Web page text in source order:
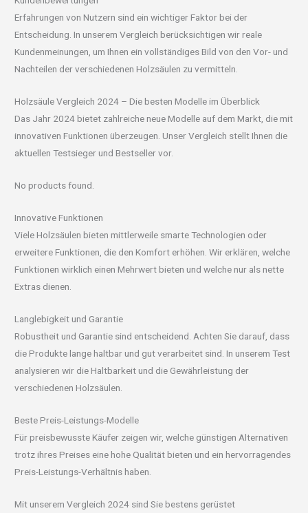
Erfahrungen von Nutzern sind ein wichtiger Faktor bei der
Entscheidung. In unserem Vergleich berücksichtigen wir reale
Kundenmeinungen, um Ihnen ein vollständiges Bild von den Vor- und
Nachteilen der verschiedenen Holzsäulen zu vermitteln.
Holzsäule Vergleich 2024 – Die besten Modelle im Überblick
Das Jahr 2024 bietet zahlreiche neue Modelle auf dem Markt, die mit
innovativen Funktionen überzeugen. Unser Vergleich stellt Ihnen die
aktuellen Testsieger und Bestseller vor.
No products found.
Innovative Funktionen
Viele Holzsäulen bieten mittlerweile smarte Technologien oder
erweitere Funktionen, die den Komfort erhöhen. Wir erklären, welche
Funktionen wirklich einen Mehrwert bieten und welche nur als nette
Extras dienen.
Langlebigkeit und Garantie
Robustheit und Garantie sind entscheidend. Achten Sie darauf, dass
die Produkte lange haltbar und gut verarbeitet sind. In unserem Test
analysieren wir die Haltbarkeit und die Gewährleistung der
verschiedenen Holzsäulen.
Beste Preis-Leistungs-Modelle
Für preisbewusste Käufer zeigen wir, welche günstigen Alternativen
trotz ihres Preises eine hohe Qualität bieten und ein hervorragendes
Preis-Leistungs-Verhältnis haben.
Mit unserem Vergleich 2024 sind Sie bestens gerüstet